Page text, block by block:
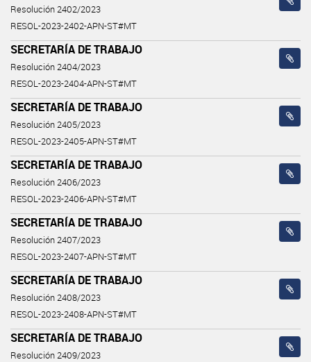
Resolución 2402/2023
RESOL-2023-2402-APN-ST#MT
SECRETARÍA DE TRABAJO
Resolución 2404/2023
RESOL-2023-2404-APN-ST#MT
SECRETARÍA DE TRABAJO
Resolución 2405/2023
RESOL-2023-2405-APN-ST#MT
SECRETARÍA DE TRABAJO
Resolución 2406/2023
RESOL-2023-2406-APN-ST#MT
SECRETARÍA DE TRABAJO
Resolución 2407/2023
RESOL-2023-2407-APN-ST#MT
SECRETARÍA DE TRABAJO
Resolución 2408/2023
RESOL-2023-2408-APN-ST#MT
SECRETARÍA DE TRABAJO
Resolución 2409/2023